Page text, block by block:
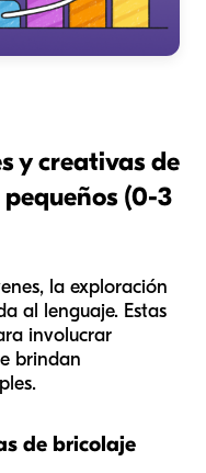
y creativas de
(0-3
la exploración
al lenguaje. Estas
involucrar
brindan
de bricolaje